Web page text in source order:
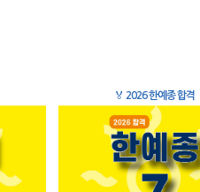
🏅 2026 한예종 합격